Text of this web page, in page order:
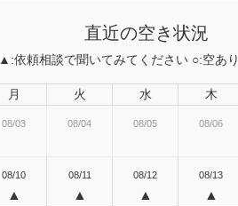
直近の空き状況
▲:依頼相談で聞いてみてください ○:空あり
月 火 水 木
08/03 08/04 08/05 08/06
08/10
▲
08/11
▲
08/12
▲
08/13
▲